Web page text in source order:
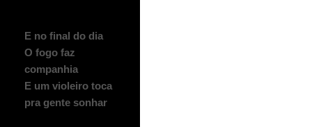
E no final do dia
O fogo faz
companhia
E um violeiro toca
pra gente sonhar